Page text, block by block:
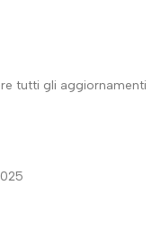
tutti gli aggiornamenti